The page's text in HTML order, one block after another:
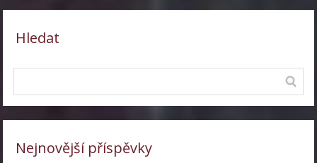
Hledat
Nejnovější příspěvky